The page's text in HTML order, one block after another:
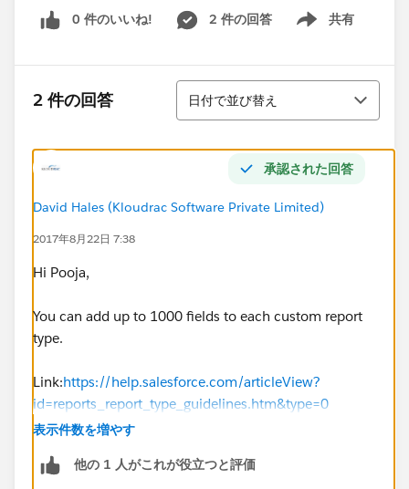
0 件のいいね! 2 件の回答 共有
Show menu
2 件の回答
並び替え
日付で並び替え
承認された回答
David Hales (Kloudrac Software Private Limited)
2017年8月22日 7:38
Hi Pooja,
You can add up to 1000 fields to each custom report
type.
Link:https://help.salesforce.com/articleView?
id=reports_report_type_guidelines.htm&type=0
data in one report.
表示件数を増やす
他の 1 人がこれが役立つと評価